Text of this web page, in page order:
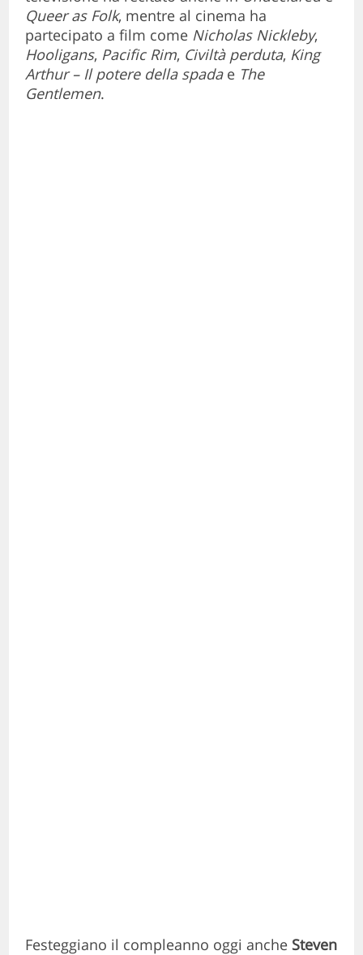
Queer as Folk, mentre al cinema ha
partecipato a film come Nicholas Nickleby,
Hooligans, Pacific Rim, Civiltà perduta, King
Arthur – Il potere della spadae The
Gentlemen.
Festeggiano il compleanno oggi anche Steven